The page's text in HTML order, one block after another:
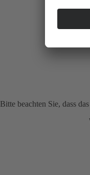
Bitte beachten Sie, dass